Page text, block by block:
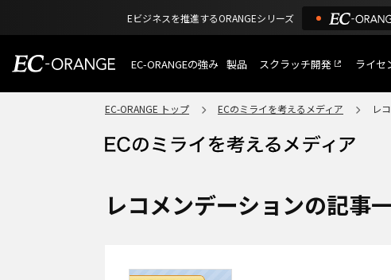
Eビジネスを推進するORANGEシリーズ
EC-ORANGEの強み
選ばれる理由
ECサイトのリプレイス
機能一覧
外部サービス連携
インフラ環境・サポート
製品
特長
ショッピングモール型 EC
通販受注対応
ECと通販の連動を可能に
スクラッチ開発 ライセ
EC-ORANGE トップ ECのミライを考えるメディア レ
レコメンデーションの記事